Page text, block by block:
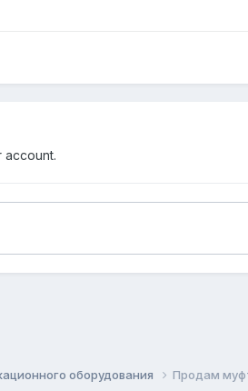
account.
оборудования Продам